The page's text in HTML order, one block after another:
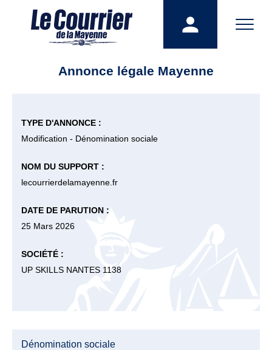
Annonce légale Mayenne
TYPE D'ANNONCE :
Modification - Dénomination sociale
NOM DU SUPPORT :
lecourrierdelamayenne.fr
DATE DE PARUTION :
25 Mars 2026
SOCIÉTÉ :
UP SKILLS NANTES 1138
Dénomination sociale